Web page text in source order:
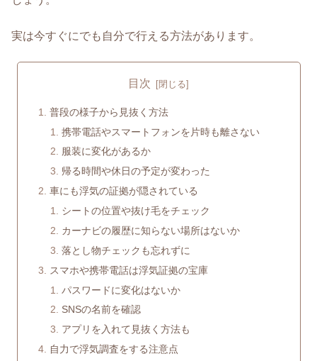
実は今すぐにでも自分で行える方法があります。
目次
普段の様子から見抜く方法
携帯電話やスマートフォンを片時も離さない
服装に変化があるか
帰る時間や休日の予定が変わった
車にも浮気の証拠が隠されている
シートの位置や抜け毛をチェック
カーナビの履歴に知らない場所はないか
落とし物チェックも忘れずに
スマホや携帯電話は浮気証拠の宝庫
パスワードに変化はないか
SNSの名前を確認
アプリを入れて見抜く方法も
自力で浮気調査をする注意点